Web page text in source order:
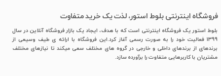
فروشگاه اینترنتی بلوط استور، لذت یک خرید متفاوت
بلوط استور یک فروشگاه اینترنتی است که با هدف، ایجاد یک بازار فروشگاه آنلاین در سال
1399 فعالیت خود را به صورت رسمی آغاز کرد.این فروشگاه با ارائه ی طیف وسیعی از
برندهای از برندهای داخلی و خارجی در گروه های مختلف سعی میکند تا نیازهای مختلف
مشتریان با کاربرهایی متفاوت را برآورده سازد.